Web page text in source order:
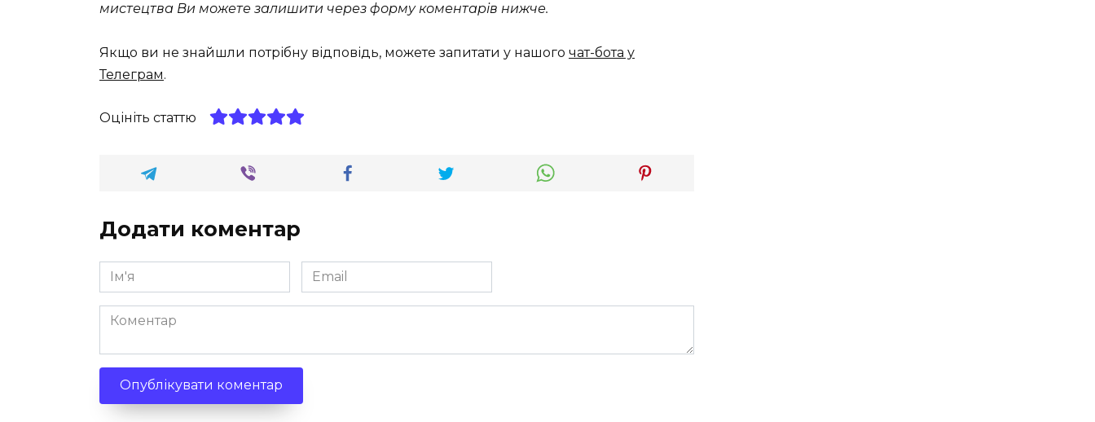
мистецтва Ви можете залишити через форму коментарів нижче.
Якщо ви не знайшли потрібну відповідь, можете запитати у нашого чат-бота у
Телеграм.
Оцініть статтю
Додати коментар
Ім'я
*
Email
*
Коментар